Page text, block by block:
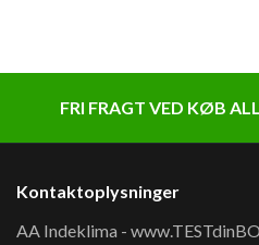
FRI FRAGT VED KØB
Kontaktoplysninger
AA Indeklima -